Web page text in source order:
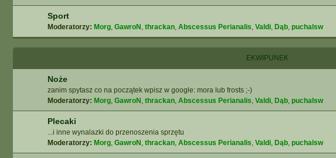
Sport
Moderatorzy: Morg, GawroN , thrackan, Abscessus Perianalis, Valdi, Dąb, puchalsw
EKWIPUNEK
Noże
zanim spytasz co na początek wpisz w google: mora lub frosts ;-)
Moderatorzy: Morg, GawroN , thrackan, Abscessus Perianalis, Valdi, Dąb, puchalsw
Plecaki
...i inne wynalazki do przenoszenia sprzętu
Moderatorzy: Morg, GawroN , thrackan, Abscessus Perianalis, Valdi, Dąb, puchalsw